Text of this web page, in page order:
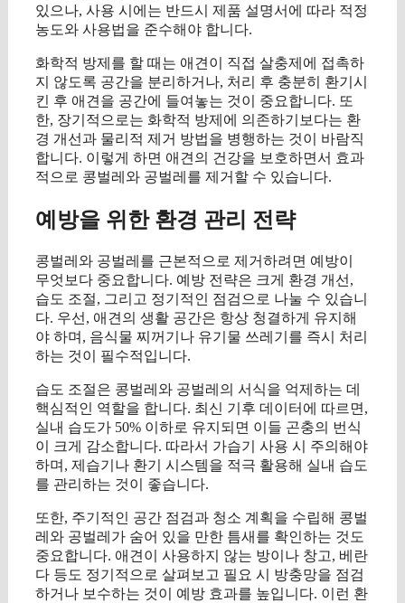
있으나, 사용 시에는 반드시 제품 설명서에 따라 적정
농도와 사용법을 준수해야 합니다.
화학적 방제를 할 때는 애견이 직접 살충제에 접촉하
지 않도록 공간을 분리하거나, 처리 후 충분히 환기시
킨 후 애견을 공간에 들여놓는 것이 중요합니다. 또
한, 장기적으로는 화학적 방제에 의존하기보다는 환
경 개선과 물리적 제거 방법을 병행하는 것이 바람직
합니다. 이렇게 하면 애견의 건강을 보호하면서 효과
적으로 콩벌레와 공벌레를 제거할 수 있습니다.
예방을 위한 환경 관리 전략
콩벌레와 공벌레를 근본적으로 제거하려면 예방이
무엇보다 중요합니다. 예방 전략은 크게 환경 개선,
습도 조절, 그리고 정기적인 점검으로 나눌 수 있습니
다. 우선, 애견의 생활 공간은 항상 청결하게 유지해
야 하며, 음식물 찌꺼기나 유기물 쓰레기를 즉시 처리
하는 것이 필수적입니다.
습도 조절은 콩벌레와 공벌레의 서식을 억제하는 데
핵심적인 역할을 합니다. 최신 기후 데이터에 따르면,
실내 습도가 50% 이하로 유지되면 이들 곤충의 번식
이 크게 감소합니다. 따라서 가습기 사용 시 주의해야
하며, 제습기나 환기 시스템을 적극 활용해 실내 습도
를 관리하는 것이 좋습니다.
또한, 주기적인 공간 점검과 청소 계획을 수립해 콩벌
레와 공벌레가 숨어 있을 만한 틈새를 확인하는 것도
중요합니다. 애견이 사용하지 않는 방이나 창고, 베란
다 등도 정기적으로 살펴보고 필요 시 방충망을 점검
하거나 보수하는 것이 예방 효과를 높입니다. 이런 환